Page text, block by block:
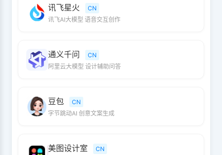
讯飞星火
CN
讯飞AI大模型 语音交互创作
通义千问
CN
阿里云大模型 设计辅助问答
豆包
CN
字节跳动AI 创意文案生成
美图设计室
CN